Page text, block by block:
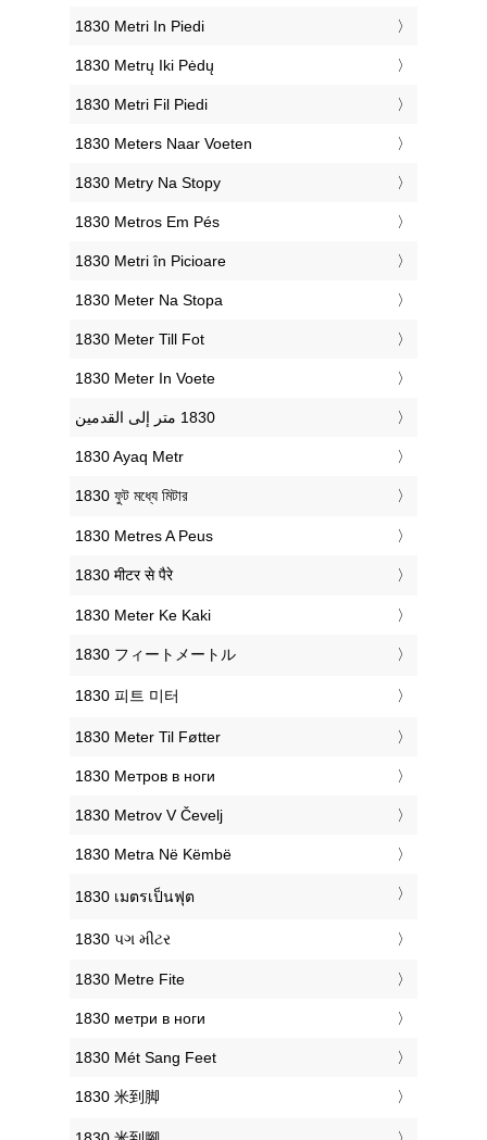
‎1830 Metri In Piedi
‎1830 Metrų Iki Pėdų
‎1830 Metri Fil Piedi
‎1830 Meters Naar Voeten
‎1830 Metry Na Stopy
‎1830 Metros Em Pés
‎1830 Metri în Picioare
‎1830 Meter Na Stopa
‎1830 Meter Till Fot
‎1830 Meter In Voete
‎1830 Ayaq Metr
‎1830 ফুট মধ্যে মিটার
‎1830 Metres A Peus
‎1830 मीटर से पैरे
‎1830 Meter Ke Kaki
‎1830 フィートメートル
‎1830 피트 미터
‎1830 Meter Til Føtter
‎1830 Метров в ноги
‎1830 Metrov V Čevelj
‎1830 Metra Në Këmbë
‎1830 เมตรเป็นฟุต
‎1830 પગ મીટર
‎1830 Metre Fite
‎1830 метри в ноги
‎1830 Mét Sang Feet
‎1830 米到脚